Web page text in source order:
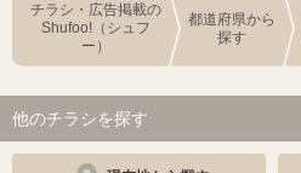
チラシ・広告掲載の
Shufoo!（シュフ
ー）
都道府県から
探す
他のチラシを探す